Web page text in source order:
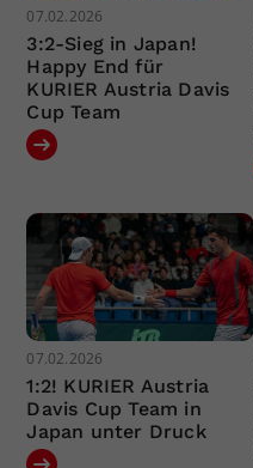
07.02.2026
3:2-Sieg in Japan!
Happy End für
KURIER Austria Davis
Cup Team
07.02.2026
1:2! KURIER Austria
Davis Cup Team in
Japan unter Druck